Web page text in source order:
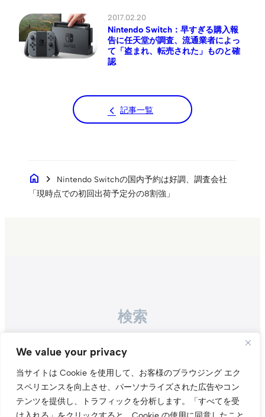
We value your privacy
当サイトは Cookie を使用して、お客様のブラウジング エク
スペリエンスを向上させ、パーソナライズされた広告やコン
テンツを提供し、トラフィックを分析します。
「すべてを受
2017.02.20
Nintendo Switch：早すぎる購入報
告に任天堂が調査、流通業者によっ
て「盗まれ、転売された」ものと確
認
記事一覧
home chevron_right
Nintendo Switchの国内予約は好調、調査会社
「現時点での初回出荷予定分の8割強」
検索
Search